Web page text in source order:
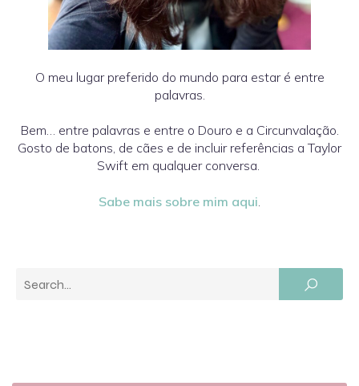
O meu lugar preferido do mundo para estar é entre
palavras.
Bem… entre palavras e entre o Douro e a Circunvalação.
Gosto de batons, de cães e de incluir referências a Taylor
Swift em qualquer conversa.
Sabe mais sobre mim aqui.